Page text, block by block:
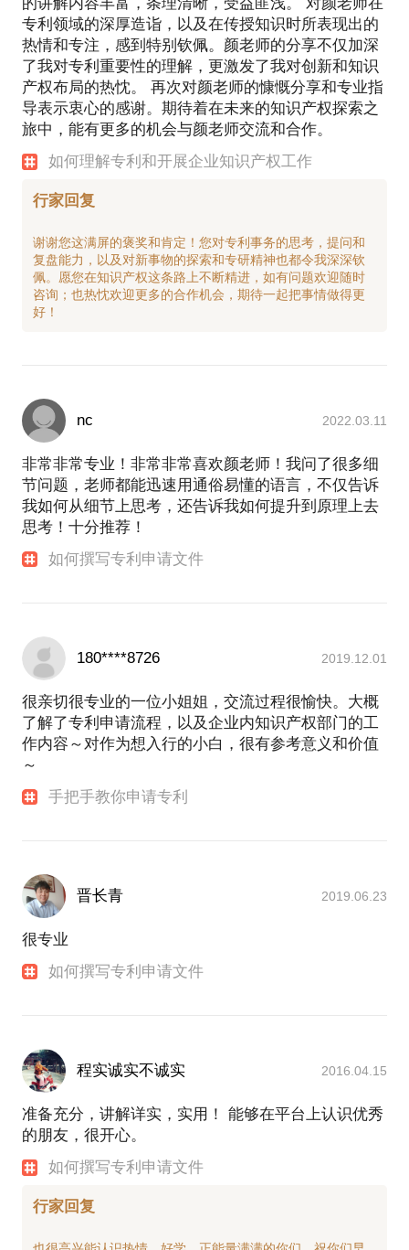
的讲解内容丰富，条理清晰，受益匪浅。 对颜老师在
专利领域的深厚造诣，以及在传授知识时所表现出的
热情和专注，感到特别钦佩。颜老师的分享不仅加深
了我对专利重要性的理解，更激发了我对创新和知识
产权布局的热忱。 再次对颜老师的慷慨分享和专业指
导表示衷心的感谢。期待着在未来的知识产权探索之
旅中，能有更多的机会与颜老师交流和合作。
如何理解专利和开展企业知识产权工作
行家回复
谢谢您这满屏的褒奖和肯定！您对专利事务的思考，提问和
复盘能力，以及对新事物的探索和专研精神也都令我深深钦
佩。愿您在知识产权这条路上不断精进，如有问题欢迎随时
咨询；也热忱欢迎更多的合作机会，期待一起把事情做得更
nc 2022.03.11
非常非常专业！非常非常喜欢颜老师！我问了很多细
节问题，老师都能迅速用通俗易懂的语言，不仅告诉
我如何从细节上思考，还告诉我如何提升到原理上去
思考！十分推荐！
如何撰写专利申请文件
180****8726 2019.12.01
很亲切很专业的一位小姐姐，交流过程很愉快。大概
了解了专利申请流程，以及企业内知识产权部门的工
作内容～对作为想入行的小白，很有参考意义和价值
～
手把手教你申请专利
晋长青 2019.06.23
很专业
如何撰写专利申请文件
程实诚实不诚实 2016.04.15
准备充分，讲解详实，实用！ 能够在平台上认识优秀
的朋友，很开心。
如何撰写专利申请文件
行家回复